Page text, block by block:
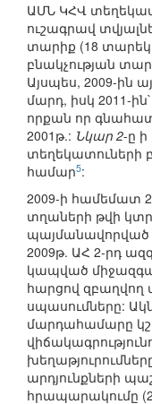
ԱՄՆ ԿՀՎ
ուշագրավ
տարիք (18
բնակչության
Այսպես, 2009-ին
մարդ, իսկ 2011-
որքան որ
2001թ.: Նկար 2-ը ի
տեղեկատուների
համար5:
2009-ի համեմատ
տղաների թվի
պայմանավորված
2009թ. ԱՀ 2-րդ
կապված
հարցով
սպասումները:
մարդահամարը
արդյունքների
հրապարակումը